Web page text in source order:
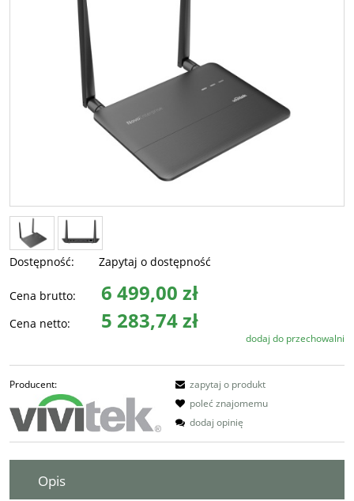
Dostępność: Zapytaj o dostępność
Cena brutto: 6 499,00 zł
Cena netto: 5 283,74 zł
dodaj do przechowalni
Producent:
zapytaj o produkt
poleć znajomemu
dodaj opinię
Opis